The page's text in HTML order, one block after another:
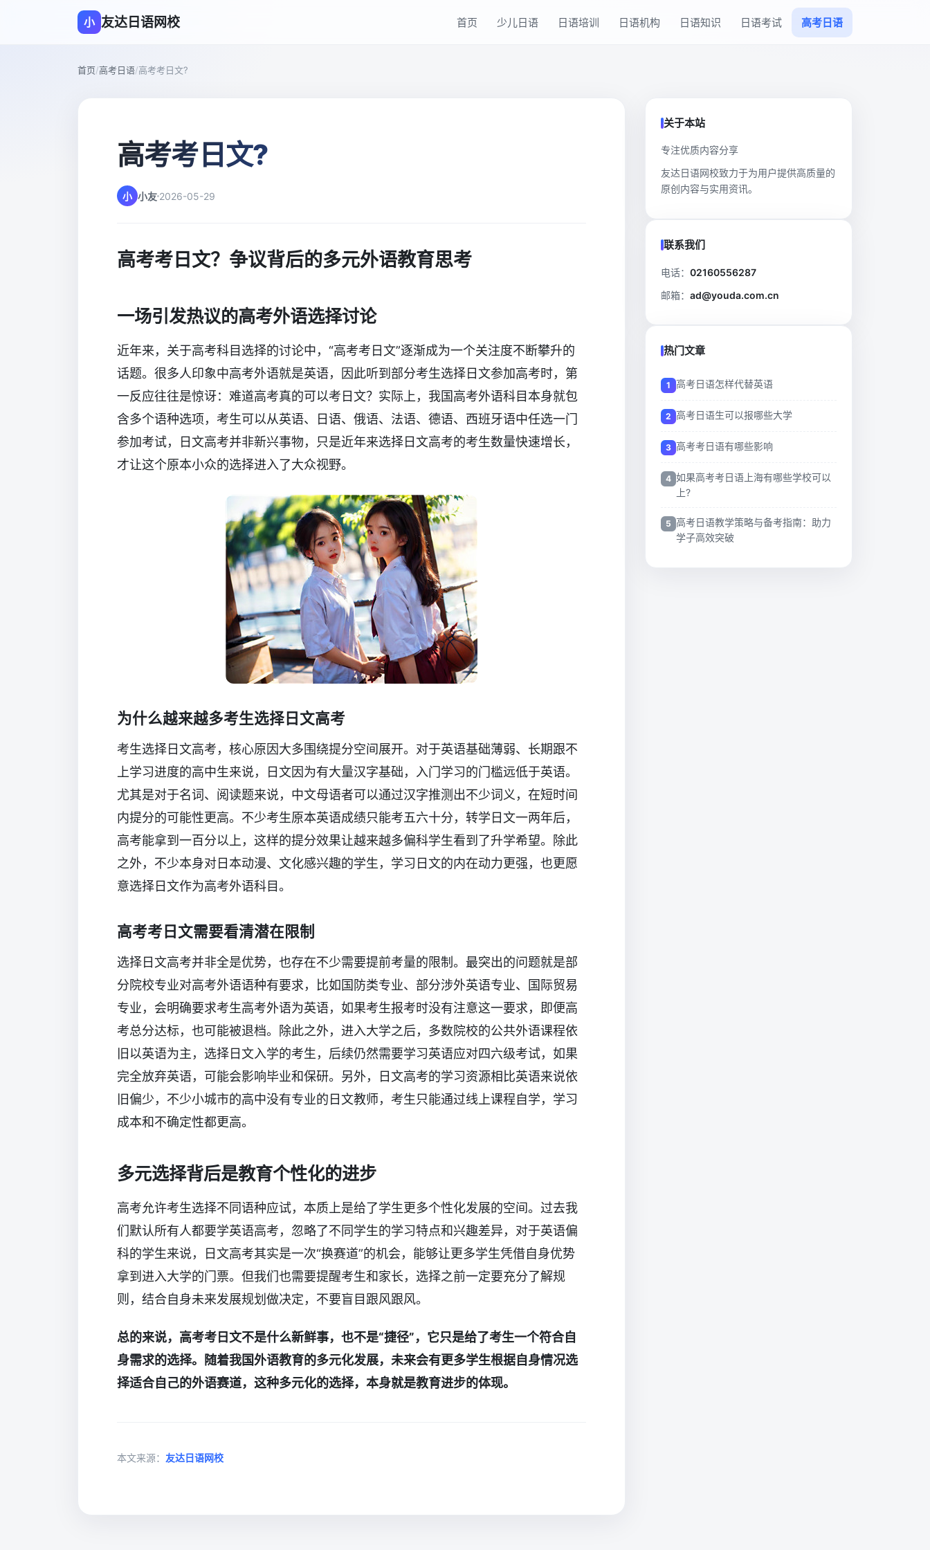
小 友达日语网校 首页 少儿日语 日语培训 日语机构 日语知识 日语考试 高考日语
首页/高考日语/高考考日文?
高考考日文?
小 小友 2026-05-29
高考考日文？争议背后的多元外语教育思考
一场引发热议的高考外语选择讨论
近年来，关于高考科目选择的讨论中，“高考考日文”逐渐成为一个关注度不断攀升的
话题。很多人印象中高考外语就是英语，因此听到部分考生选择日文参加高考时，第
一反应往往是惊讶：难道高考真的可以考日文？实际上，我国高考外语科目本身就包
含多个语种选项，考生可以从英语、日语、俄语、法语、德语、西班牙语中任选一门
参加考试，日文高考并非新兴事物，只是近年来选择日文高考的考生数量快速增长，
才让这个原本小众的选择进入了大众视野。
为什么越来越多考生选择日文高考
考生选择日文高考，核心原因大多围绕提分空间展开。对于英语基础薄弱、长期跟不
上学习进度的高中生来说，日文因为有大量汉字基础，入门学习的门槛远低于英语。
尤其是对于名词、阅读题来说，中文母语者可以通过汉字推测出不少词义，在短时间
内提分的可能性更高。不少考生原本英语成绩只能考五六十分，转学日文一两年后，
高考能拿到一百分以上，这样的提分效果让越来越多偏科学生看到了升学希望。除此
之外，不少本身对日本动漫、文化感兴趣的学生，学习日文的内在动力更强，也更愿
意选择日文作为高考外语科目。
高考考日文需要看清潜在限制
选择日文高考并非全是优势，也存在不少需要提前考量的限制。最突出的问题就是部
分院校专业对高考外语语种有要求，比如国防类专业、部分涉外英语专业、国际贸易
专业，会明确要求考生高考外语为英语，如果考生报考时没有注意这一要求，即便高
考总分达标，也可能被退档。除此之外，进入大学之后，多数院校的公共外语课程依
旧以英语为主，选择日文入学的考生，后续仍然需要学习英语应对四六级考试，如果
完全放弃英语，可能会影响毕业和保研。另外，日文高考的学习资源相比英语来说依
旧偏少，不少小城市的高中没有专业的日文教师，考生只能通过线上课程自学，学习
成本和不确定性都更高。
多元选择背后是教育个性化的进步
高考允许考生选择不同语种应试，本质上是给了学生更多个性化发展的空间。过去我
们默认所有人都要学英语高考，忽略了不同学生的学习特点和兴趣差异，对于英语偏
科的学生来说，日文高考其实是一次“换赛道”的机会，能够让更多学生凭借自身优势
拿到进入大学的门票。但我们也需要提醒考生和家长，选择之前一定要充分了解规
则，结合自身未来发展规划做决定，不要盲目跟风跟风。
总的来说，高考考日文不是什么新鲜事，也不是“捷径”，它只是给了考生一个符合自
身需求的选择。随着我国外语教育的多元化发展，未来会有更多学生根据自身情况选
择适合自己的外语赛道，这种多元化的选择，本身就是教育进步的体现。
本文来源： 友达日语网校
关于本站
专注优质内容分享
友达日语网校致力于为用户提供高质量的
原创内容与实用资讯。
联系我们
电话： 02160556287
邮箱： ad@youda.com.cn
热门文章
高考日语怎样代替英语
高考日语生可以报哪些大学
高考考日语有哪些影响
如果高考考日语上海有哪些学校可以
上?
高考日语教学策略与备考指南：助力
学子高效突破